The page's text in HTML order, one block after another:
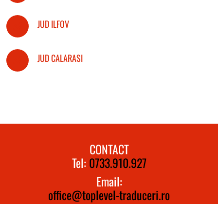
JUD ILFOV
JUD CALARASI
CONTACT
Tel: 0733.910.927
Email:
office@toplevel-traduceri.ro